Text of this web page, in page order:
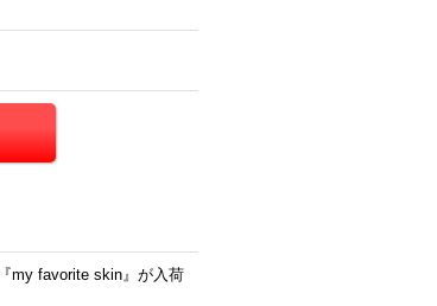
my favorite skin』が入荷